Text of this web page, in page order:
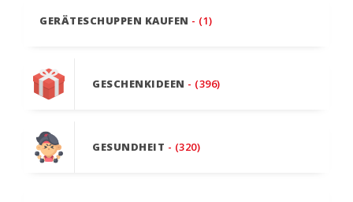
GERÄTESCHUPPEN KAUFEN - (1)
GESCHENKIDEEN - (396)
GESUNDHEIT - (320)